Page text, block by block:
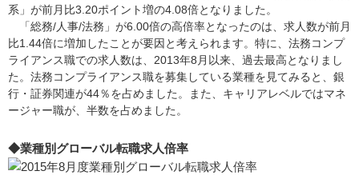
系」が前月比3.20ポイント増の4.08倍となりました。
「総務/人事/法務」が6.00倍の高倍率となったのは、求人数が前月
比1.44倍に増加したことが要因と考えられます。特に、法務コンプ
ライアンス職での求人数は、2013年8月以来、過去最高となりまし
た。法務コンプライアンス職を募集している業種を見てみると、銀
行・証券関連が44％を占めました。また、キャリアレベルではマネ
ージャー職が、半数を占めました。
◆業種別グローバル転職求人倍率